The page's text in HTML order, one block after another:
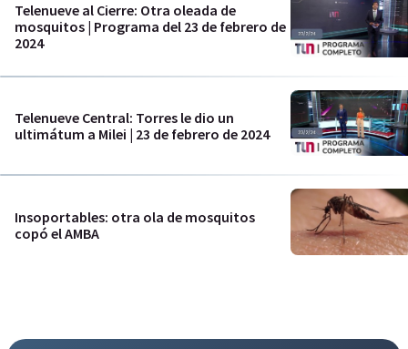
Telenueve al Cierre: Otra oleada de
mosquitos | Programa del 23 de febrero de
2024
Telenueve Central: Torres le dio un
ultimátum a Milei | 23 de febrero de 2024
Insoportables: otra ola de mosquitos
copó el AMBA